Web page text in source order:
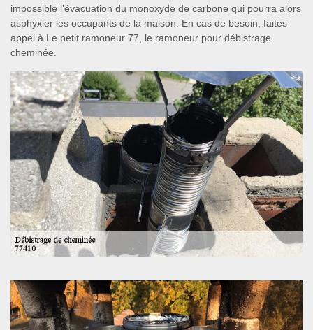
impossible l’évacuation du monoxyde de carbone qui pourra alors
asphyxier les occupants de la maison. En cas de besoin, faites
appel à Le petit ramoneur 77, le ramoneur pour débistrage
cheminée.